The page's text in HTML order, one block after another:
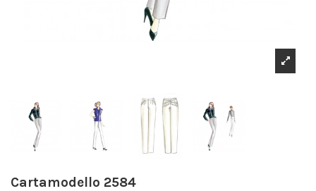
Cartamodello 2584